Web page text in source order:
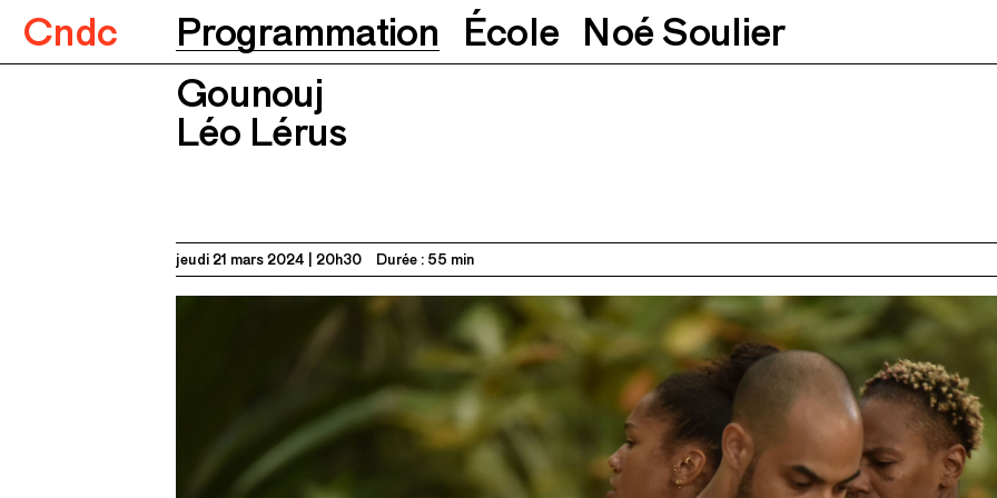
Cndc Programmation École Noé Soulier
Gounouj
Gounouj
Léo Lérus
jeudi 21 mars 2024 20h30 Durée : 55 min